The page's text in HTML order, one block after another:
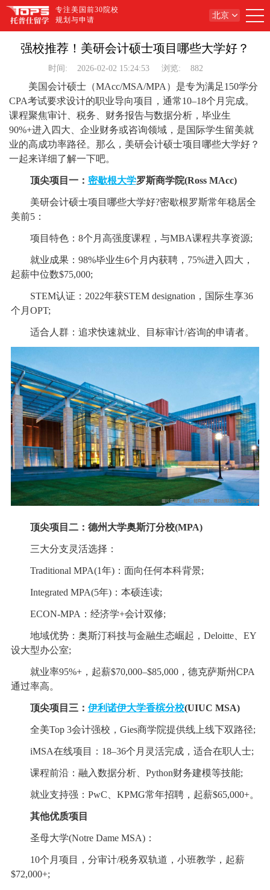
专注美国前30院校
规划与申请
北京
强校推荐！美研会计硕士项目哪些大学好？
时间: 2026-02-02 15:24:53 浏览: 882
美国会计硕士（MAcc/MSA/MPA）是专为满足150学分
CPA考试要求设计的职业导向项目，通常10–18个月完成。
课程聚焦审计、税务、财务报告与数据分析，毕业生
90%+进入四大、企业财务或咨询领域，是国际学生留美就
业的高成功率路径。那么，美研会计硕士项目哪些大学好？
一起来详细了解一下吧。
顶尖项目一： 密歇根大学罗斯商学院(Ross MAcc)
美研会计硕士项目哪些大学好?密歇根罗斯常年稳居全
美前5：
项目特色：8个月高强度课程，与MBA课程共享资源;
就业成果：98%毕业生6个月内获聘，75%进入四大，
起薪中位数$75,000;
STEM认证：2022年获STEM designation，国际生享36
个月OPT;
适合人群：追求快速就业、目标审计/咨询的申请者。
顶尖项目二：德州大学奥斯汀分校(MPA)
三大分支灵活选择：
Traditional MPA(1年)：面向任何本科背景;
Integrated MPA(5年)：本硕连读;
ECON-MPA：经济学+会计双修;
地域优势：奥斯汀科技与金融生态崛起，Deloitte、EY
设大型办公室;
就业率95%+，起薪$70,000–$85,000，德克萨斯州CPA
通过率高。
顶尖项目三： 伊利诺伊大学香槟分校(UIUC MSA)
全美Top 3会计强校，Gies商学院提供线上线下双路径;
iMSA在线项目：18–36个月灵活完成，适合在职人士;
课程前沿：融入数据分析、Python财务建模等技能;
就业支持强：PwC、KPMG常年招聘，起薪$65,000+。
其他优质项目
圣母大学(Notre Dame MSA)：
10个月项目，分审计/税务双轨道，小班教学，起薪
$72,000+;